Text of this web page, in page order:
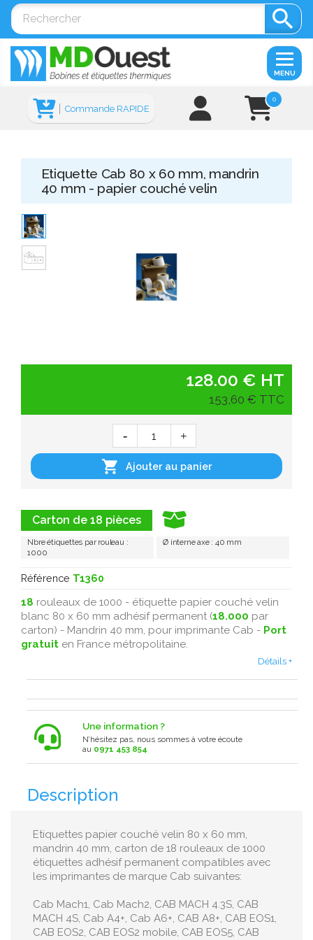

0
Commande RAPIDE
MENU
Etiquette Cab 80 x 60 mm, mandrin
40 mm - papier couché velin
Carton de 18 pièces
Nbre étiquettes par rouleau :
1000
Ø interne axe : 40 mm
Référence T1360
18 rouleaux de 1000 - étiquette papier couché velin
blanc 80 x 60 mm adhésif permanent (18.000 par
carton) - Mandrin 40 mm, pour imprimante Cab - Port
gratuit en France métropolitaine.
Détails +
Une information ?
N’hésitez pas, nous sommes à votre écoute
au 0971 453 854
128.00 € HT
153,60 € TTC
 Ajouter au panier
Description
Etiquettes papier couché velin 80 x 60 mm,
mandrin 40 mm, carton de 18 rouleaux de 1000
étiquettes adhésif permanent compatibles avec
les imprimantes de marque Cab suivantes:
Cab Mach1, Cab Mach2, CAB MACH 4.3S, CAB
MACH 4S, Cab A4+, Cab A6+, CAB A8+, CAB EOS1,
CAB EOS2, CAB EOS2 mobile, CAB EOS5, CAB